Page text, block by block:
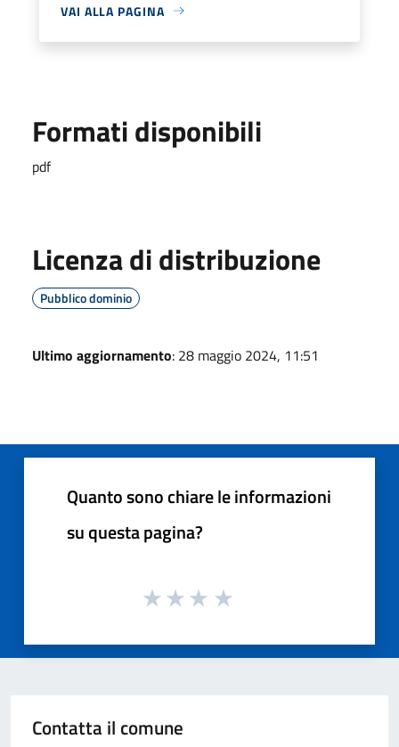
VAI ALLA PAGINA
Formati disponibili
pdf
Licenza di distribuzione
Pubblico dominio
Ultimo aggiornamento: 28 maggio 2024, 11:51
Quanto sono chiare le informazioni
su questa pagina?
Contatta il comune